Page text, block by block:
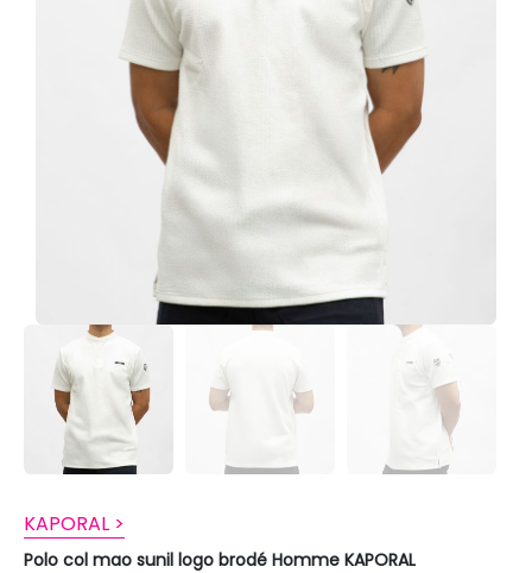
KAPORAL >
Polo col mao sunil logo brodé Homme KAPORAL